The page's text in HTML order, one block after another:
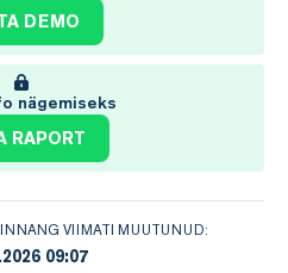
DEMO
nägemiseks
RAPORT
VIIMATI MUUTUNUD:
09:07